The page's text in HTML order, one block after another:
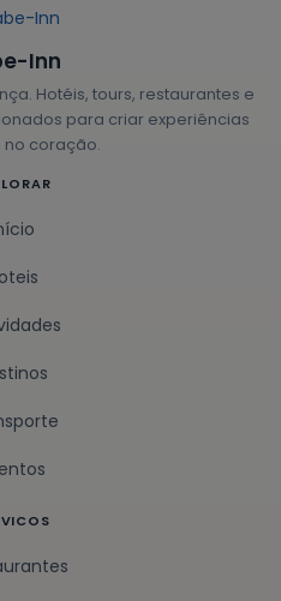
Inn
Hotéis, tours, restaurantes e
para criar experiências
no coração.